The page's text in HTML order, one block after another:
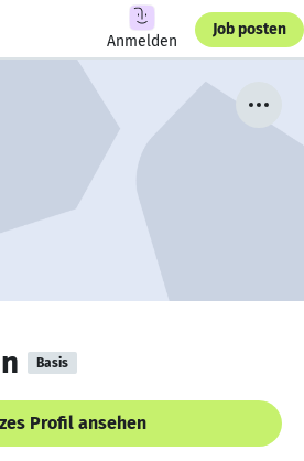
Anmelden
Job posten
Basis
Profil ansehen